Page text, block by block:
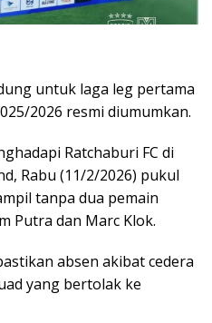
untuk laga leg pertama
2026 resmi diumumkan.
Ratchaburi FC di
Rabu (11/2/2026) pukul
tanpa dua pemain
Putra dan Marc Klok.
absen akibat cedera
yang bertolak ke